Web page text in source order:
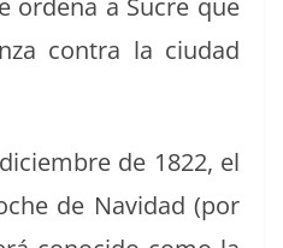
con­tra la ciu­dad
de 1822, el
de Navi­dad (por